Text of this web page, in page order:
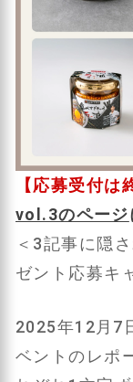
【応募受付は
vol.3のページ
＜3記事に隠
ゼント応募キ
2025年12月7
ベントのレポ